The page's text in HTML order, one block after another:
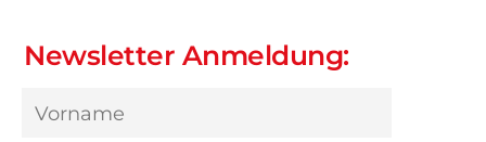
Newsletter Anmeldung: